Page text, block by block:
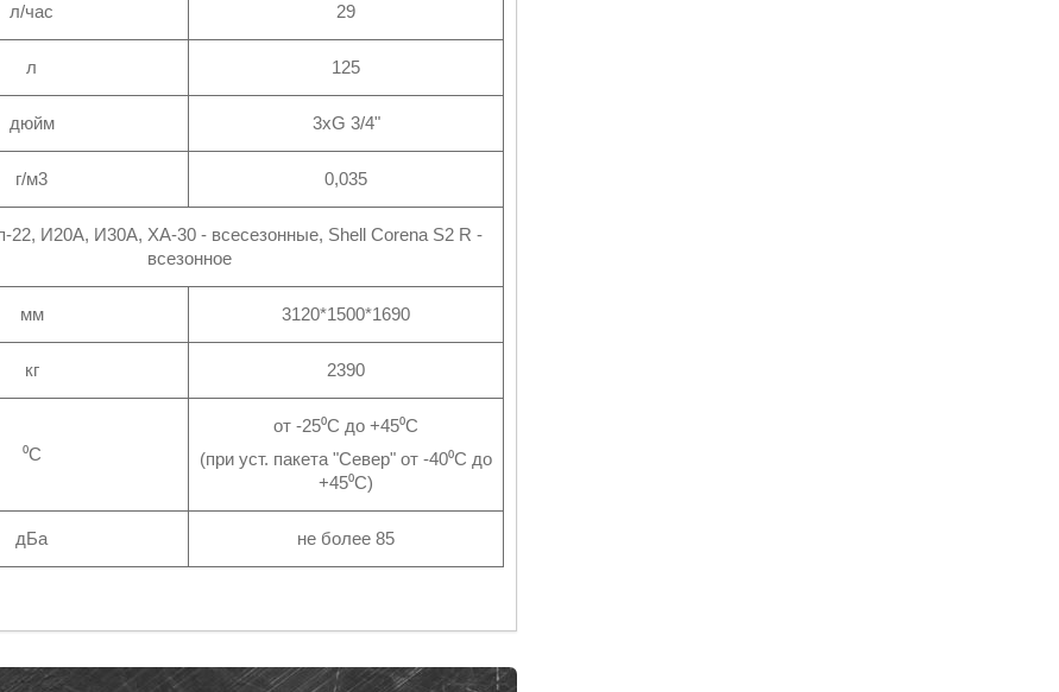
л/час 29
л 125
дюйм 3хG 3/4"
г/м3 0,035
22, И20А, И30А, ХА-30 - всесезонные, Shell Corena S2 R -
всезонное
мм 3120*1500*1690
кг 2390
⁰С
от -25⁰С до +45⁰С
(при уст. пакета "Север" от -40⁰С до
+45⁰С)
дБа не более 85